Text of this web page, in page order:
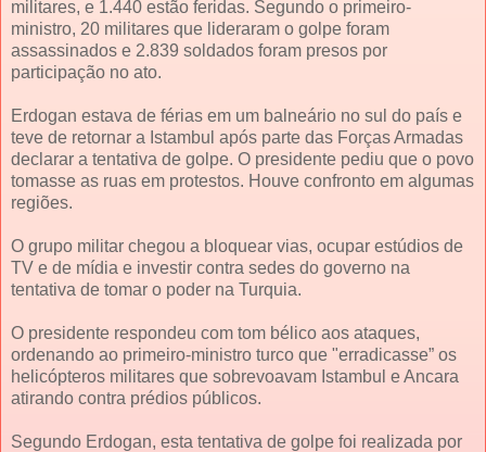
militares, e 1.440 estão feridas. Segundo o primeiro-
ministro, 20 militares que lideraram o golpe foram
assassinados e 2.839 soldados foram presos por
participação no ato.
Erdogan estava de férias em um balneário no sul do país e
teve de retornar a Istambul após parte das Forças Armadas
declarar a tentativa de golpe. O presidente pediu que o povo
tomasse as ruas em protestos. Houve confronto em algumas
regiões.
O grupo militar chegou a bloquear vias, ocupar estúdios de
TV e de mídia e investir contra sedes do governo na
tentativa de tomar o poder na Turquia.
O presidente respondeu com tom bélico aos ataques,
ordenando ao primeiro-ministro turco que "erradicasse” os
helicópteros militares que sobrevoavam Istambul e Ancara
atirando contra prédios públicos.
Segundo Erdogan, esta tentativa de golpe foi realizada por